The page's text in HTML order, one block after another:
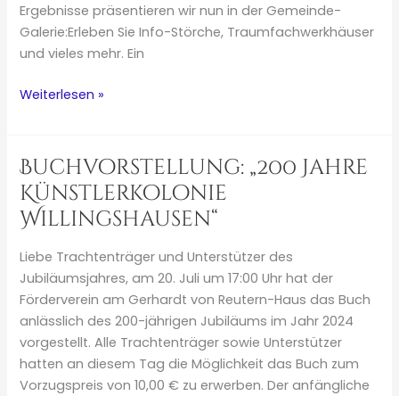
Ergebnisse präsentieren wir nun in der Gemeinde-
Galerie:Erleben Sie Info-Störche, Traumfachwerkhäuser
und vieles mehr. Ein
Ausstellung
Weiterlesen »
Buchvorstellung: „200 Jahre
Künstlerkolonie
Willingshausen“
Liebe Trachtenträger und Unterstützer des
Jubiläumsjahres, am 20. Juli um 17:00 Uhr hat der
Förderverein am Gerhardt von Reutern-Haus das Buch
anlässlich des 200-jährigen Jubiläums im Jahr 2024
vorgestellt. Alle Trachtenträger sowie Unterstützer
hatten an diesem Tag die Möglichkeit das Buch zum
Vorzugspreis von 10,00 € zu erwerben. Der anfängliche